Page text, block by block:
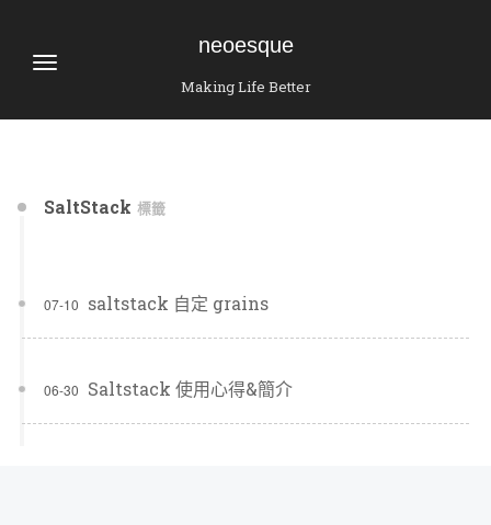
neoesque
Making Life Better
SaltStack 標籤
saltstack 自定 grains
07-10
Saltstack 使用心得&簡介
06-30